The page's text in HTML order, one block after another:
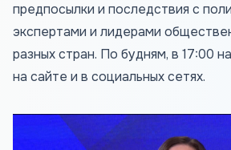
предпосылки и последствия с
экспертами и лидерами
разных стран. По будням, в 17:00
на сайте и в социальных сетях.